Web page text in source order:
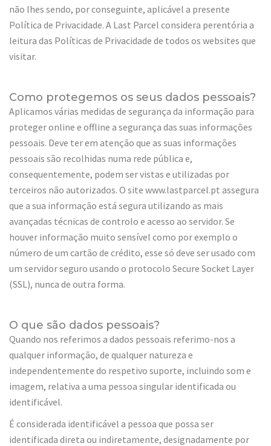
não lhes sendo, por conseguinte, aplicável a presente
Política de Privacidade. A Last Parcel considera perentória a
leitura das Políticas de Privacidade de todos os websites que
visitar.
Como protegemos os seus dados pessoais?
Aplicamos várias medidas de segurança da informação para
proteger online e offline a segurança das suas informações
pessoais. Deve ter em atenção que as suas informações
pessoais são recolhidas numa rede pública e,
consequentemente, podem ser vistas e utilizadas por
terceiros não autorizados. O site www.lastparcel.pt assegura
que a sua informação está segura utilizando as mais
avançadas técnicas de controlo e acesso ao servidor. Se
houver informação muito sensível como por exemplo o
número de um cartão de crédito, esse só deve ser usado com
um servidor seguro usando o protocolo Secure Socket Layer
(SSL), nunca de outra forma.
O que são dados pessoais?
Quando nos referimos a dados pessoais referimo-nos a
qualquer informação, de qualquer natureza e
independentemente do respetivo suporte, incluindo som e
imagem, relativa a uma pessoa singular identificada ou
identificável.
É considerada identificável a pessoa que possa ser
identificada direta ou indiretamente, designadamente por